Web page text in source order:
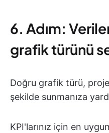
6. Adım:
grafik türünü
Doğru grafik türü,
şekilde sunmanıza
KPI'larınız için en